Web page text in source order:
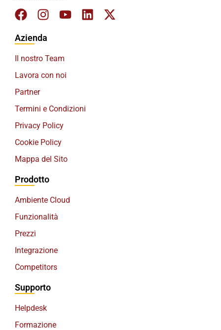
Azienda
Il nostro Team
Lavora con noi
Partner
Termini e Condizioni
Privacy Policy
Cookie Policy
Mappa del Sito
Prodotto
Ambiente Cloud
Funzionalità
Prezzi
Integrazione
Competitors
Supporto
Helpdesk
Formazione